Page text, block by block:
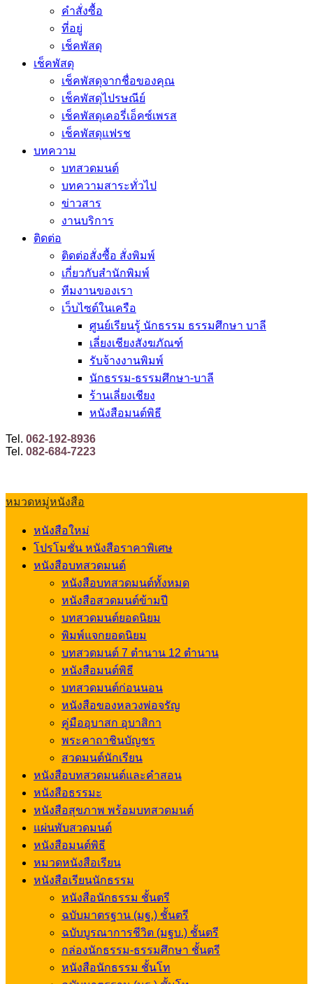
คำสั่งซื้อ
ที่อยู่
เช็คพัสดุ
เช็คพัสดุ
เช็คพัสดุจากชื่อของคุณ
เช็คพัสดุไปรษณีย์
เช็คพัสดุเคอรี่เอ็คซ์เพรส
เช็คพัสดุแฟรช
บทความ
บทสวดมนต์
บทความสาระทั่วไป
ข่าวสาร
งานบริการ
ติดต่อ
ติดต่อสั่งซื้อ สั่งพิมพ์
เกี่ยวกับสำนักพิมพ์
ทีมงานของเรา
เว็บไซต์ในเครือ
ศูนย์เรียนรู้ นักธรรม ธรรมศึกษา บาลี
เลี่ยงเชียงสังฆภัณฑ์
รับจ้างงานพิมพ์
นักธรรม-ธรรมศึกษา-บาลี
ร้านเลี่ยงเชียง
หนังสือมนต์พิธี
Tel. 062-192-8936
Tel. 082-684-7223
หมวดหมู่หนังสือ
หนังสือใหม่
โปรโมชั่น หนังสือราคาพิเศษ
หนังสือบทสวดมนต์
หนังสือบทสวดมนต์ทั้งหมด
หนังสือสวดมนต์ข้ามปี
บทสวดมนต์ยอดนิยม
พิมพ์แจกยอดนิยม
บทสวดมนต์ 7 ตำนาน 12 ตำนาน
หนังสือมนต์พิธี
บทสวดมนต์ก่อนนอน
หนังสือของหลวงพ่อจรัญ
คู่มืออุบาสก อุบาสิกา
พระคาถาชินบัญชร
สวดมนต์นักเรียน
หนังสือบทสวดมนต์และคำสอน
หนังสือธรรมะ
หนังสือสุขภาพ พร้อมบทสวดมนต์
แผ่นพับสวดมนต์
หนังสือมนต์พิธี
หมวดหนังสือเรียน
หนังสือเรียนนักธรรม
หนังสือนักธรรม ชั้นตรี
ฉบับมาตรฐาน (มฐ.) ชั้นตรี
ฉบับบูรณาการชีวิต (มฐบ.) ชั้นตรี
กล่องนักธรรม-ธรรมศึกษา ชั้นตรี
หนังสือนักธรรม ชั้นโท